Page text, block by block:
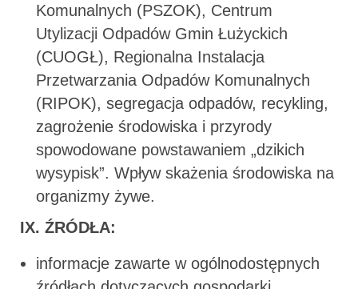
Komunalnych (PSZOK), Centrum
Utylizacji Odpadów Gmin Łużyckich
(CUOGŁ), Regionalna Instalacja
Przetwarzania Odpadów Komunalnych
(RIPOK), segregacja odpadów, recykling,
zagrożenie środowiska i przyrody
spowodowane powstawaniem „dzikich
wysypisk”. Wpływ skażenia środowiska na
organizmy żywe.
IX. ŹRÓDŁA:
informacje zawarte w ogólnodostępnych